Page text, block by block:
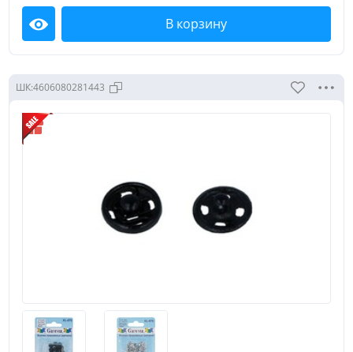
Посмотреть В корзину
ШК:4606080281443